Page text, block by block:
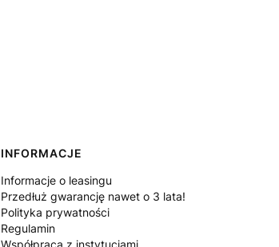
INFORMACJE
Informacje o leasingu
Przedłuż gwarancję nawet o 3 lata!
Polityka prywatności
Regulamin
Współpraca z instytucjami